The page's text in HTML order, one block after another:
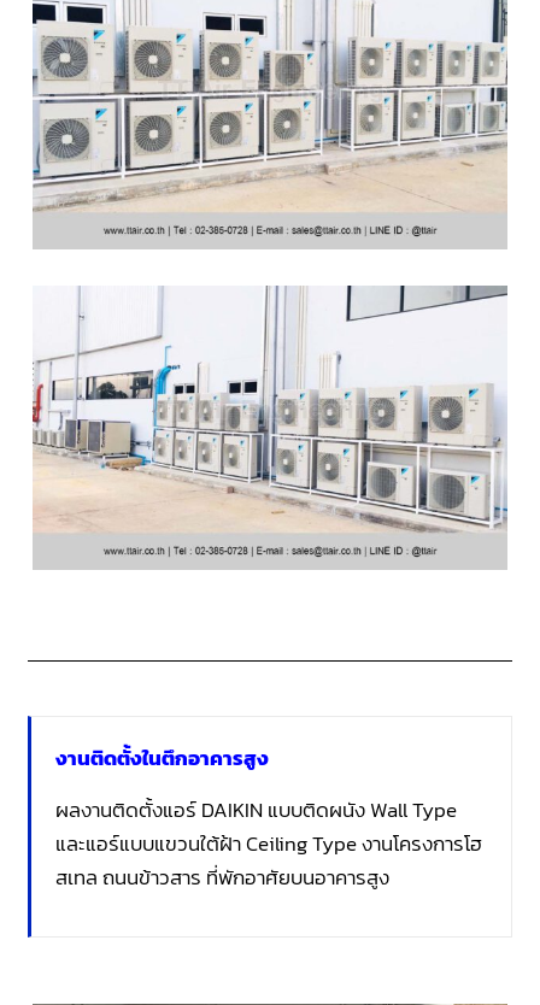
งานติดตั้งในตึกอาคารสูง
ผลงานติดตั้งแอร์ DAIKIN แบบติดผนัง Wall Type
และแอร์แบบแขวนใต้ฝ้า Ceiling Type งานโครงการโฮ
สเทล ถนนข้าวสาร ที่พักอาศัยบนอาคารสูง